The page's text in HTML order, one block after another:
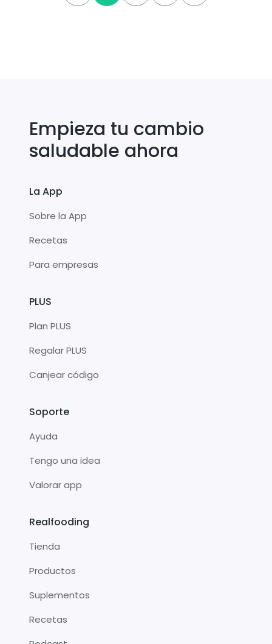
Empieza tu cambio
saludable ahora
La App
Sobre la App
Recetas
Para empresas
PLUS
Plan PLUS
Regalar PLUS
Canjear código
Soporte
Ayuda
Tengo una idea
Valorar app
Realfooding
Tienda
Productos
Suplementos
Recetas